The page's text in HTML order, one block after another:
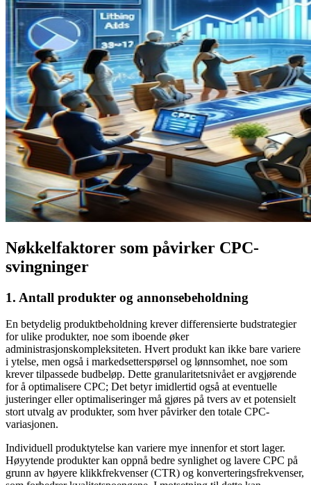
Nøkkelfaktorer som påvirker CPC-
svingninger
1. Antall produkter og annonsebeholdning
En betydelig produktbeholdning krever differensierte budstrategier
for ulike produkter, noe som iboende øker
administrasjonskompleksiteten. Hvert produkt kan ikke bare variere
i ytelse, men også i markedsetterspørsel og lønnsomhet, noe som
krever tilpassede budbeløp. Dette granularitetsnivået er avgjørende
for å optimalisere CPC; Det betyr imidlertid også at eventuelle
justeringer eller optimaliseringer må gjøres på tvers av et potensielt
stort utvalg av produkter, som hver påvirker den totale CPC-
variasjonen.
Individuell produktytelse kan variere mye innenfor et stort lager.
Høyytende produkter kan oppnå bedre synlighet og lavere CPC på
grunn av høyere klikkfrekvenser (CTR) og konverteringsfrekvenser,